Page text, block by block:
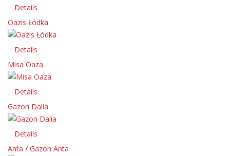
Details
Oazis Łódka
Details
Misa Oaza
Details
Gazon Dalia
Details
Anta / Gazon Anta